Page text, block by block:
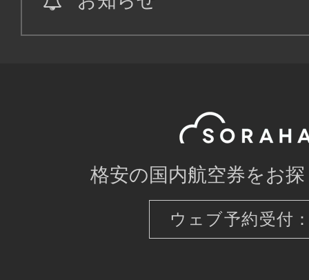
格安の国内航空券をお
ウェブ予約受付